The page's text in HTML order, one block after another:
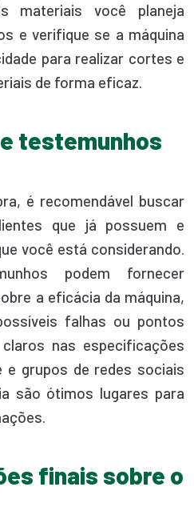
materiais você planeja
e verifique se a máquina
para realizar cortes e
de forma eficaz.
testemunhos
é recomendável buscar
que já possuem e
você está considerando.
podem fornecer
a eficácia da máquina,
falhas ou pontos
nas especificações
e grupos de redes sociais
são ótimos lugares para
finais sobre o